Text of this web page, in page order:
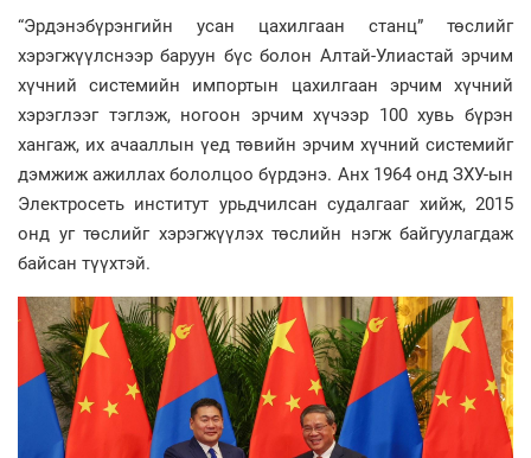
“Эрдэнэбүрэнгийн усан цахилгаан станц” төслийг
хэрэгжүүлснээр баруун бүс болон Алтай-Улиастай эрчим
хүчний системийн импортын цахилгаан эрчим хүчний
хэрэглээг тэглэж, ногоон эрчим хүчээр 100 хувь бүрэн
хангаж, их ачааллын үед төвийн эрчим хүчний системийг
дэмжиж ажиллах бололцоо бүрдэнэ. Анх 1964 онд ЗХУ-ын
Электросеть институт урьдчилсан судалгааг хийж, 2015
онд уг төслийг хэрэгжүүлэх төслийн нэгж байгуулагдаж
байсан түүхтэй.